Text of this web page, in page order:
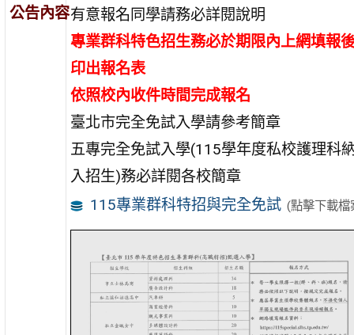
公告內容有意報名同學請務必詳閱說明
專業群科特色招生務必於期限內上網填報
印出報名表
依照校內收件時間完成報名
臺北市完全免試入學請參考簡章
五專完全免試入學(115學年度私校護理科
入招生)務必詳閱各校簡章
115專業群科特招與完全免試 (點擊下載檔